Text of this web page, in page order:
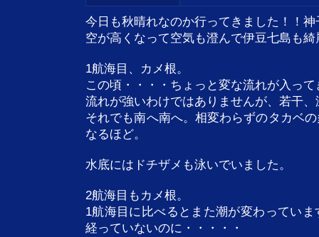
今日も秋晴れなのか行ってきました！！神
空が高くなって空気も澄んで伊豆七島も
1航海目、カメ根。
この頃・・・・ちょっと変な流れが入っ
流れが強いわけではありませんが、若干
それでも南へ南へ。相変わらずのタカベ
なるほど。
水底にはドチザメも泳いでいました。
2航海目もカメ根。
1航海目に比べるとまた潮が変わってい
経っていないのに・・・・・